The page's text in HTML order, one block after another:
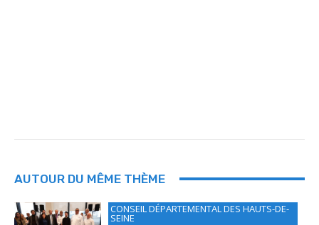
AUTOUR DU MÊME THÈME
CONSEIL DÉPARTEMENTAL DES HAUTS-DE-
SEINE